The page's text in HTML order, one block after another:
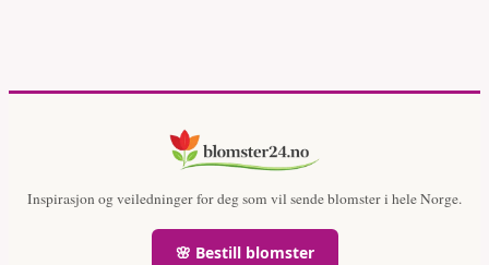
Inspirasjon og veiledninger for deg som vil sende blomster i hele Norge.
🌸 Bestill blomster